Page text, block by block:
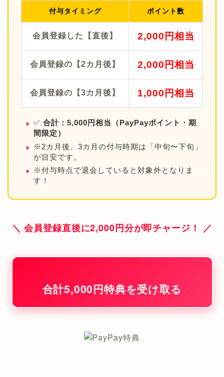
付与タイミング ポイント数
会員登録した【直後】 2,000円相当
会員登録の【2カ月後】 2,000円相当
会員登録の【3カ月後】 1,000円相当
✅ 合計：5,000円相当（PayPayポイント・期
間限定）
※2カ月後、3カ月の付与時期は「中旬〜下旬」
が目安です。
※付与時点で退会していると対象外となりま
す！
＼ 会員登録直後に2,000円分が即チャージ！ ／
合計5,000円特典を受け取る